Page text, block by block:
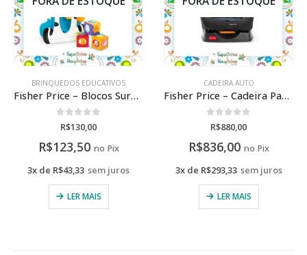
BRINQUEDOS EDUCATIVOS
Fisher Price – Blocos Surpresa Zebra
0de 5
R$130,00
R$123,50 no Pix
3x de R$43,33 sem juros
LER MAIS
CADEIRA AUTO
Fisher Price – Cadeira Para Auto
0de 5
R$880,00
R$836,00 no Pix
3x de R$293,33 sem juros
LER MAIS